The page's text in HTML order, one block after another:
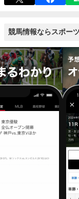
競馬情報ならスポー